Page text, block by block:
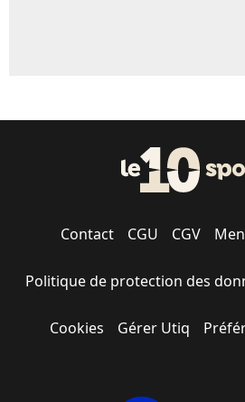
Contact CGU CGV
Politique de protection des
Cookies Gérer Utiq